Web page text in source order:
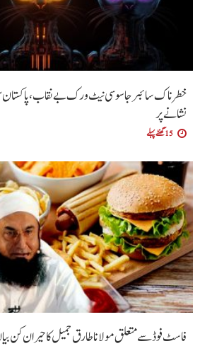
خطرناک سائبر جاسوسی نیٹ ورک بے نقاب، پاکستان
نشانے پر
15 گھنٹے پہلے
فاسٹ فوڈ سے متعلق مولانا طارق جمیل کا حیران کن